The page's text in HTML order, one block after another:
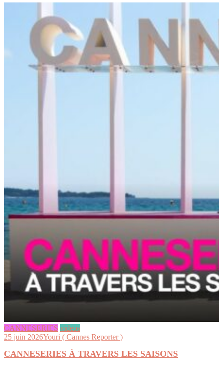
CANNESERIES videos
25 juin 2026Youri ( Cannes Reporter )
CANNESERIES À TRAVERS LES SAISONS